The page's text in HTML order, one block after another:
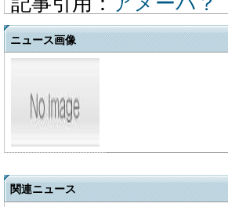
ニュース画像
関連ニュース